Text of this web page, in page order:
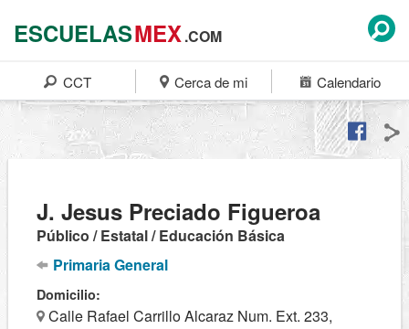
ESCUELASMEX.COM
CCT Cerca de mi Calendario
J. Jesus Preciado Figueroa
Público / Estatal / Educación Básica
Primaria General
Domicilio:
Calle Rafael Carrillo Alcaraz Num. Ext. 233,